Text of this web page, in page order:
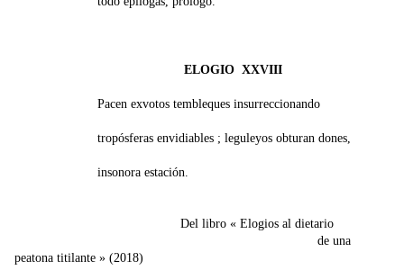
ELOGIO XXVIII
Pacen exvotos tembleques insurreccionando
tropósferas envidiables ; leguleyos obturan dones,
insonora estación.
Del libro « Elogios al dietario
de una
peatona titilante » (2018)